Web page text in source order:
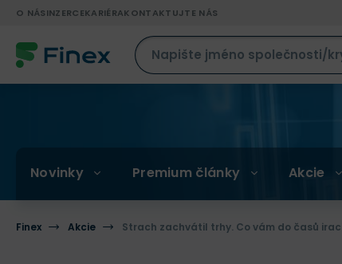
O NÁSINZERCEKARIÉRAKONTAKTUJTE NÁS
Novinky Premium články Akcie
Finex Akcie Strach zachvátil trhy. Co vám do časů